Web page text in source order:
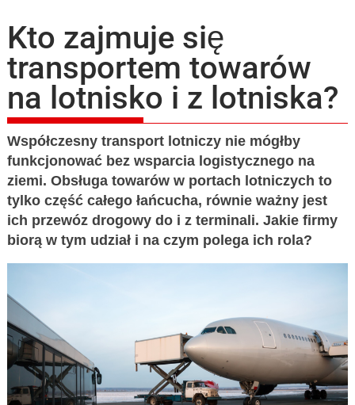
Kto zajmuje się
transportem towarów
na lotnisko i z lotniska?
Współczesny transport lotniczy nie mógłby
funkcjonować bez wsparcia logistycznego na
ziemi. Obsługa towarów w portach lotniczych to
tylko część całego łańcucha, równie ważny jest
ich przewóz drogowy do i z terminali. Jakie firmy
biorą w tym udział i na czym polega ich rola?